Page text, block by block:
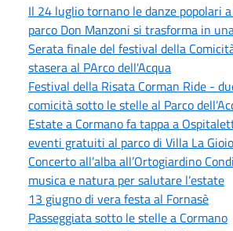
Il 24 luglio tornano le danze popolari
parco Don Manzoni si trasforma in
Serata finale del festival della
stasera al PArco dell'Acqua
Festival della Risata Corman Ride -
comicità sotto le stelle al Parco
Estate a Cormano fa tappa a
eventi gratuiti al parco di Villa La
Concerto all’alba all’Ortogiardino
musica e natura per salutare l’estate
13 giugno di vera festa al Fornasè
Passeggiata sotto le stelle a Cormano